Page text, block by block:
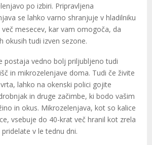
po izbiri. Pripravljena
se lahko varno shranjuje v hladilniku
mesecev, kar vam omogoča, da
okusih tudi izven sezone.
postaja vedno bolj priljubljeno tudi
in mikrozelenjave doma. Tudi če živite
lahko na okenski polici gojite
in druge začimbe, ki bodo vašim
in okus. Mikrozelenjava, kot so kalice
vsebuje do 40-krat več hranil kot zrela
v le tednu dni.